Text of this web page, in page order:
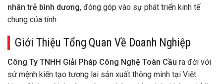
nhân trẻ bình dương, đóng góp vào sự phát triển kinh tế
chung của tỉnh.
Giới Thiệu Tổng Quan Về Doanh Nghiệp
Công Ty TNHH Giải Pháp Công Nghệ Toàn Cầu ra đời với
sứ mệnh kiến tạo tương lai sản xuất thông minh tại Việt